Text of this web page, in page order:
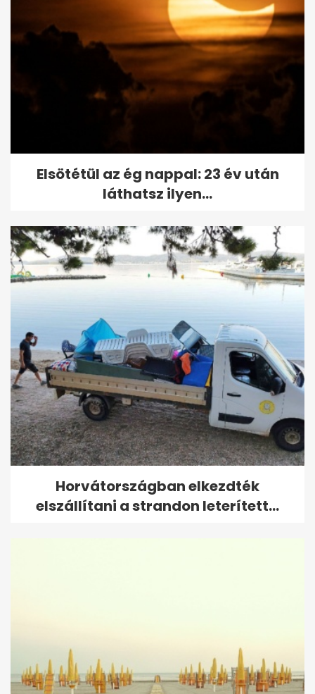
Elsötétül az ég nappal: 23 év után
láthatsz ilyen...
Horvátországban elkezdték
elszállítani a strandon leterített...